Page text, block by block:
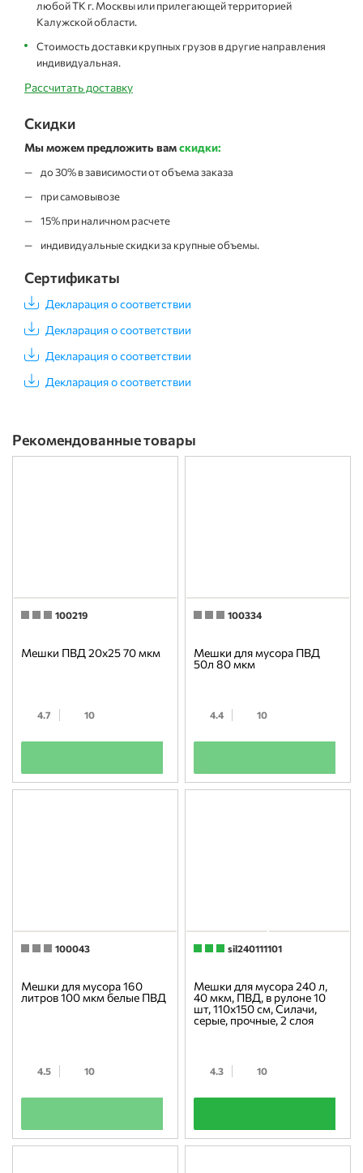
любой ТК г. Москвы или прилегающей территорией
Калужской области.
Стоимость доставки крупных грузов в другие направления
индивидуальная.
Рассчитать доставку
Скидки
Мы можем предложить вамскидки:
до 30% в зависимости от объема заказа
при самовывозе
15% при наличном расчете
индивидуальные скидки за крупные объемы.
Сертификаты
Декларация о соответствии
Декларация о соответствии
Декларация о соответствии
Декларация о соответствии
Рекомендованные товары
100219
Мешки ПВД 20x25 70 мкм
4.7 10
100334
Мешки для мусора ПВД
50л 80 мкм
4.4 10
100043
Мешки для мусора 160
литров 100 мкм белые ПВД
4.5 10
sil240111101
Мешки для мусора 240 л,
40 мкм, ПВД, в рулоне 10
шт, 110х150 см, Силачи,
серые, прочные, 2 слоя
4.3 10